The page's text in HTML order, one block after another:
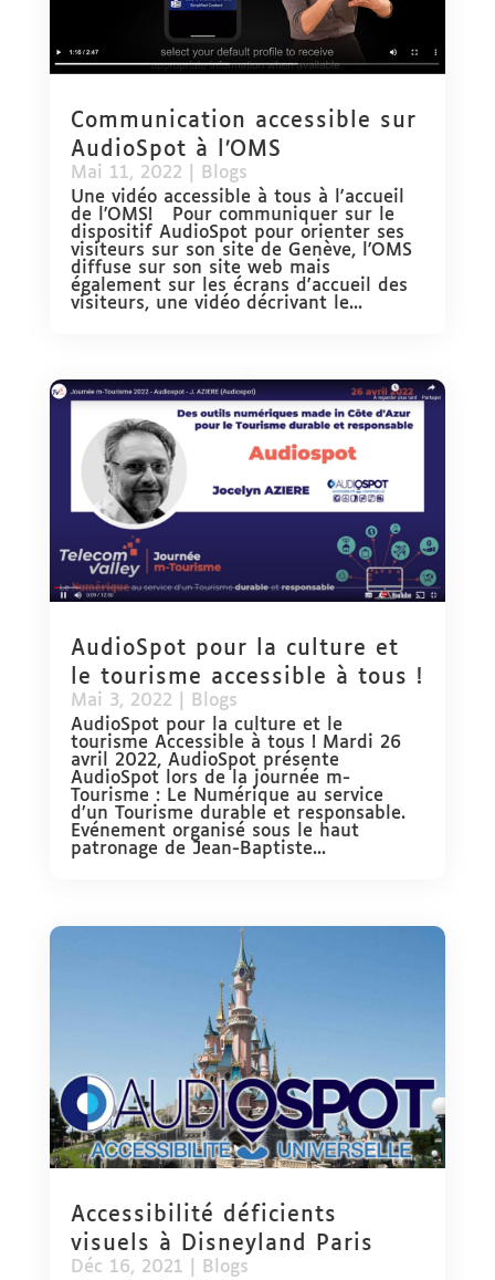
Communication accessible sur
AudioSpot à l’OMS
Mai 11, 2022
Blogs
Une vidéo accessible à tous à l'accueil
de l'OMS! Pour communiquer sur le
dispositif AudioSpot pour orienter ses
visiteurs sur son site de Genève, l'OMS
diffuse sur son site web mais
également sur les écrans d'accueil des
visiteurs, une vidéo décrivant le...
AudioSpot pour la culture et
le tourisme accessible à tous !
Mai 3, 2022
Blogs
AudioSpot pour la culture et le
tourisme Accessible à tous ! Mardi 26
avril 2022, AudioSpot présente
AudioSpot lors de la journée m-
Tourisme : Le Numérique au service
d’un Tourisme durable et responsable.
Evénement organisé sous le haut
patronage de Jean-Baptiste...
Accessibilité déficients
visuels à Disneyland Paris
Déc 16, 2021
Blogs